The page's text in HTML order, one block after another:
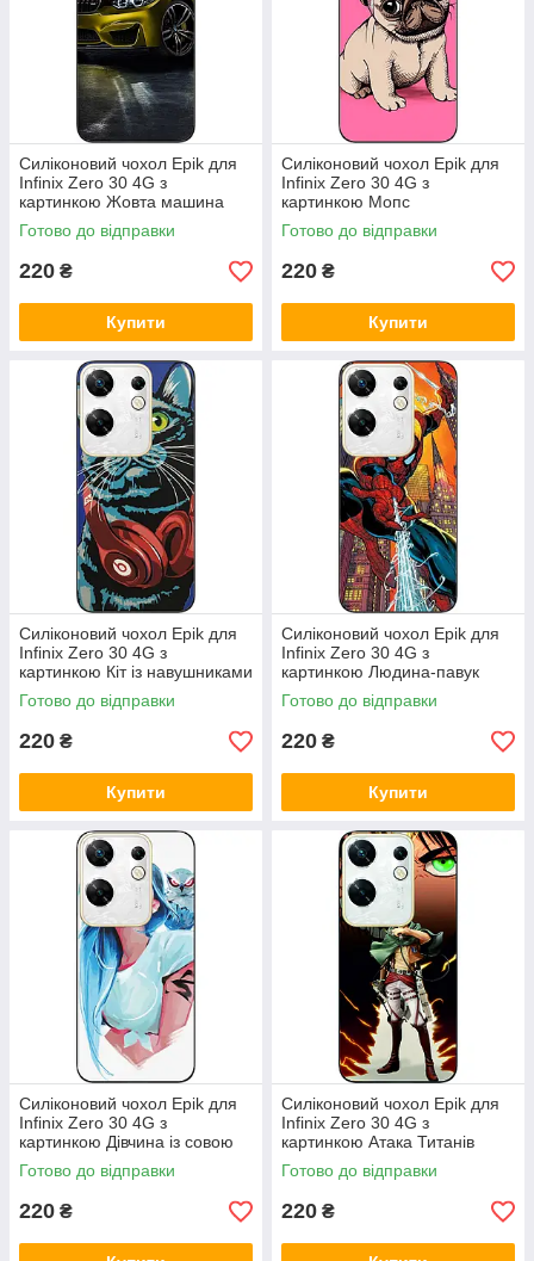
Силіконовий чохол Epik для
Infinix Zero 30 4G з
картинкою Жовта машина
Готово до відправки
220 ₴
Купити
Силіконовий чохол Epik для
Infinix Zero 30 4G з
картинкою Мопс
Готово до відправки
220 ₴
Купити
Силіконовий чохол Epik для
Infinix Zero 30 4G з
картинкою Кіт із навушниками
Готово до відправки
220 ₴
Купити
Силіконовий чохол Epik для
Infinix Zero 30 4G з
картинкою Людина-павук
Готово до відправки
220 ₴
Купити
Силіконовий чохол Epik для
Infinix Zero 30 4G з
картинкою Дівчина із совою
Готово до відправки
220 ₴
Силіконовий чохол Epik для
Infinix Zero 30 4G з
картинкою Атака Титанів
Ерел
Готово до відправки
220 ₴